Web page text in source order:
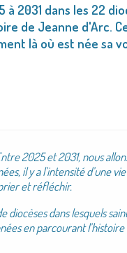
2031 dans les 22
de Jeanne d'Arc.
là où est née sa
2025 et 2031, nous
il y a l’intensité d’une
et réfléchir.
diocèses dans lesquels
en parcourant